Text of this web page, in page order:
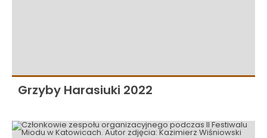
Grzyby Harasiuki 2022